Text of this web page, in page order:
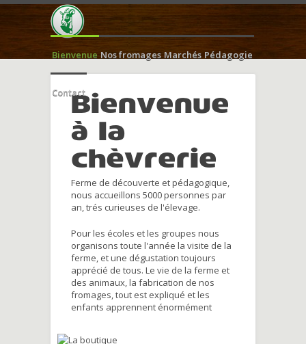
Bienvenue Nos fromages Marchés Pédagogie
ContactBienvenue
à la
chèvrerie
Ferme de découverte et pédagogique,
nous accueillons 5000 personnes par
an, trés curieuses de l'élevage.
Pour les écoles et les groupes nous
organisons toute l'année la visite de la
ferme, et une dégustation toujours
apprécié de tous. Le vie de la ferme et
des animaux, la fabrication de nos
fromages, tout est expliqué et les
enfants apprennent énormément